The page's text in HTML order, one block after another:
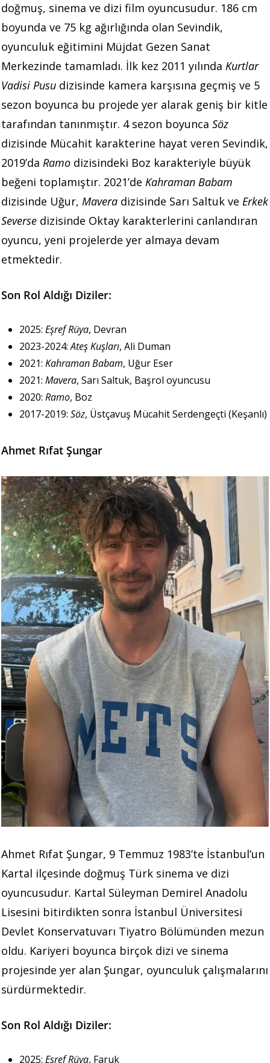
doğmuş, sinema ve dizi film oyuncusudur. 186 cm
boyunda ve 75 kg ağırlığında olan Sevindik,
oyunculuk eğitimini Müjdat Gezen Sanat
Merkezinde tamamladı. İlk kez 2011 yılında Kurtlar
Vadisi Pusu dizisinde kamera karşısına geçmiş ve 5
sezon boyunca bu projede yer alarak geniş bir kitle
tarafından tanınmıştır. 4 sezon boyunca Söz
dizisinde Mücahit karakterine hayat veren Sevindik,
2019’da Ramo dizisindeki Boz karakteriyle büyük
beğeni toplamıştır. 2021’de Kahraman Babam
dizisinde Uğur, Mavera dizisinde Sarı Saltuk ve Erkek
Severse dizisinde Oktay karakterlerini canlandıran
oyuncu, yeni projelerde yer almaya devam
etmektedir.
Son Rol Aldığı Diziler:
2025: Eşref Rüya, Devran
2023-2024:Ateş Kuşları, Ali Duman
2021: Kahraman Babam, Uğur Eser
2021: Mavera, Sarı Saltuk, Başrol oyuncusu
2020: Ramo, Boz
2017-2019: Söz, Üstçavuş Mücahit Serdengeçti (Keşanlı)
Ahmet Rıfat Şungar
Ahmet Rıfat Şungar, 9 Temmuz 1983’te İstanbul’un
Kartal ilçesinde doğmuş Türk sinema ve dizi
oyuncusudur. Kartal Süleyman Demirel Anadolu
Lisesini bitirdikten sonra İstanbul Üniversitesi
Devlet Konservatuvarı Tiyatro Bölümünden mezun
oldu. Kariyeri boyunca birçok dizi ve sinema
projesinde yer alan Şungar, oyunculuk çalışmalarını
sürdürmektedir.
Son Rol Aldığı Diziler:
2025: Eşref Rüya, Faruk